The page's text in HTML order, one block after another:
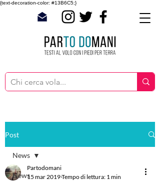
{text-decoration-color: #13B6C5;}
Post
News
News
Partodomani
15 mar 2019Tempo di lettura: 1 min